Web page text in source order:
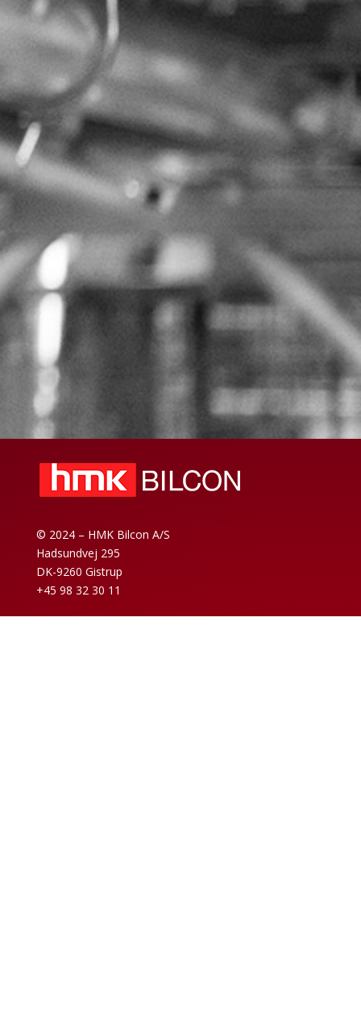
© 2024 – HMK Bilcon A/S
Hadsundvej 295
DK-9260 Gistrup
+45 98 32 30 11